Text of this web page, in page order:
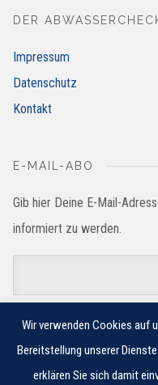
DER
Impressum
Datenschutz
Kontakt
E-MAIL-ABO
Gib hier Deine E-Mail-
informiert zu werden.
© 2018
Wir verwenden Cookies auf
Bereitstellung unserer
erklären Sie sich damit